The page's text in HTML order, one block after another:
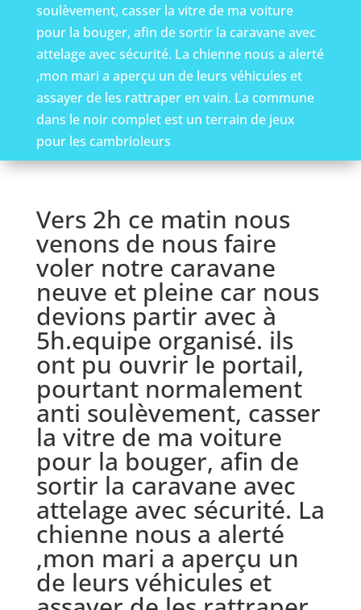
soulèvement, casser la vitre de ma voiture
pour la bouger, afin de sortir la caravane avec
attelage avec sécurité. La chienne nous a alerté
,mon mari a aperçu un de leurs véhicules et
assayer de les rattraper en vain. La commune
dans le noir complet est un terrain de jeux
pour les cambrioleurs
Vers 2h ce matin nous
venons de nous faire
voler notre caravane
neuve et pleine car nous
devions partir avec à
5h.equipe organisé. ils
ont pu ouvrir le portail,
pourtant normalement
anti soulèvement, casser
la vitre de ma voiture
pour la bouger, afin de
sortir la caravane avec
attelage avec sécurité. La
chienne nous a alerté
,mon mari a aperçu un
de leurs véhicules et